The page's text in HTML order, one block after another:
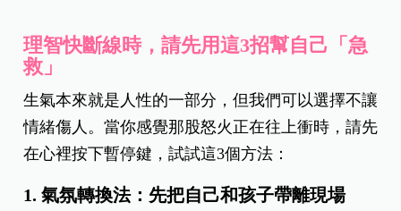
理智快斷線時，請先用這3招幫自己「急
救」
生氣本來就是人性的一部分，但我們可以選擇不讓
情緒傷人。當你感覺那股怒火正在往上衝時，請先
在心裡按下暫停鍵，試試這3個方法：
1. 氣氛轉換法：先把自己和孩子帶離現場